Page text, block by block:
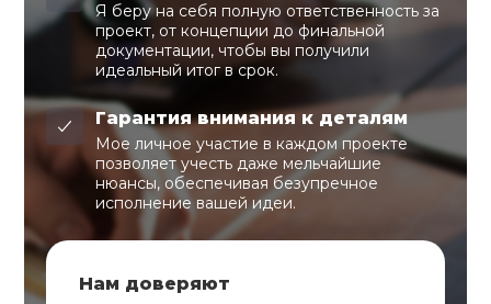
Я беру на себя полную ответственность за
проект, от концепции до финальной
документации, чтобы вы получили
идеальный итог в срок.
Гарантия внимания к деталям
Мое личное участие в каждом проекте
позволяет учесть даже мельчайшие
нюансы, обеспечивая безупречное
исполнение вашей идеи.
Нам доверяют